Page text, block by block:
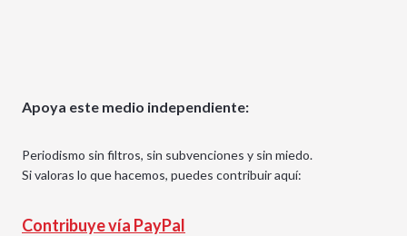
Apoya este medio independiente:
Periodismo sin filtros, sin subvenciones y sin miedo.
Si valoras lo que hacemos, puedes contribuir aquí:
Contribuye vía PayPal